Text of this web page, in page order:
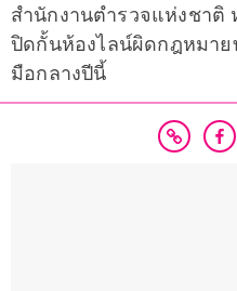
สำนักงานตำรวจแห่งชาติ
ปิดกั้นห้องไลน์ผิดกฎหมา
มือกลางปีนี้